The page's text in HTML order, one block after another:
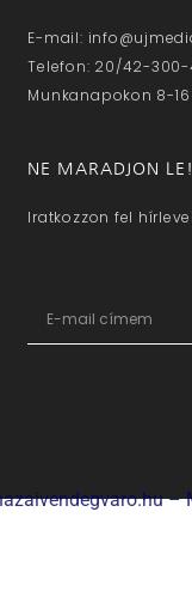
E-mail:
Telefon: 20/42-
Munkanapokon 8-
NE MARADJON LE!
Iratkozzon fel